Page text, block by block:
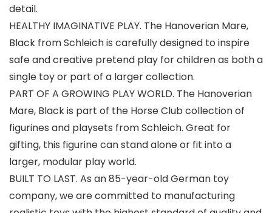
detail.
HEALTHY IMAGINATIVE PLAY. The Hanoverian Mare,
Black from Schleich is carefully designed to inspire
safe and creative pretend play for children as both a
single toy or part of a larger collection.
PART OF A GROWING PLAY WORLD. The Hanoverian
Mare, Black is part of the Horse Club collection of
figurines and playsets from Schleich. Great for
gifting, this figurine can stand alone or fit into a
larger, modular play world.
BUILT TO LAST. As an 85-year-old German toy
company, we are committed to manufacturing